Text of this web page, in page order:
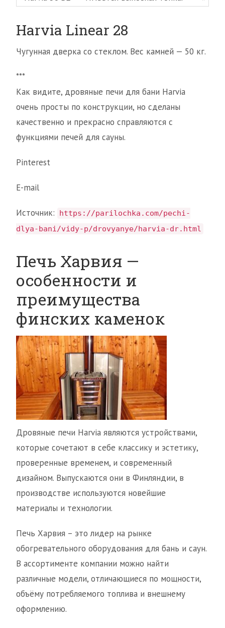
Harvia Linear 28
Чугунная дверка со стеклом. Вес камней — 50 кг.
***
Как видите, дровяные печи для бани Harvia
очень просты по конструкции, но сделаны
качественно и прекрасно справляются с
функциями печей для сауны.
Pinterest
E-mail
Источник:
https://parilochka.com/pechi-
dlya-bani/vidy-p/drovyanye/harvia-dr.html
Печь Харвия —
особенности и
преимущества
финских каменок
Дровяные печи Harvia являются устройствами,
которые сочетают в себе классику и эстетику,
проверенные временем, и современный
дизайном. Выпускаются они в Финляндии, в
производстве используются новейшие
материалы и технологии.
Печь Харвия – это лидер на рынке
обогревательного оборудования для бань и саун.
В ассортименте компании можно найти
различные модели, отличающиеся по мощности,
объёму потребляемого топлива и внешнему
оформлению.